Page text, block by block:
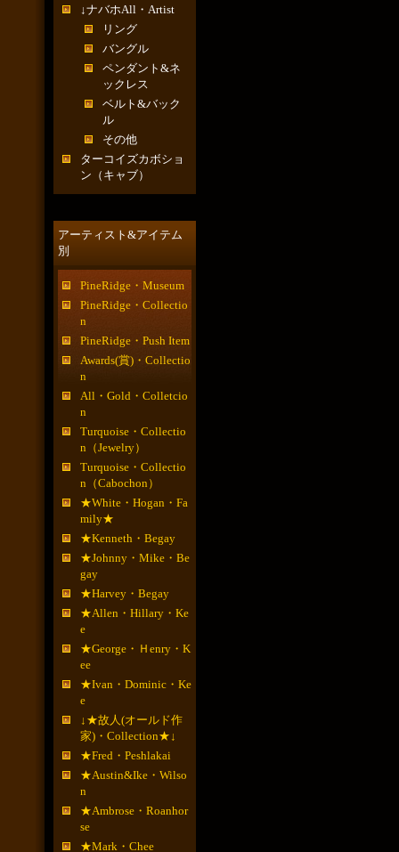
↓ナバホAll・Artist
リング
バングル
ペンダント&ネ
ックレス
ベルト&バック
ル
その他
ターコイズカボショ
ン（キャブ）
アーティスト&アイテム
別
PineRidge・Museum
PineRidge・Collectio
n
PineRidge・Push Item
Awards(賞)・Collectio
n
All・Gold・Colletcio
n
Turquoise・Collectio
n（Jewelry）
Turquoise・Collectio
n（Cabochon）
★White・Hogan・Fa
mily★
★Kenneth・Begay
★Johnny・Mike・Be
gay
★Harvey・Begay
★Allen・Hillary・Ke
e
★George・Ｈenry・K
ee
★Ivan・Dominic・Ke
e
↓★故人(オールド作
家)・Collection★↓
★Fred・Peshlakai
★Austin&Ike・Wilso
n
★Ambrose・Roanhor
se
★Mark・Chee